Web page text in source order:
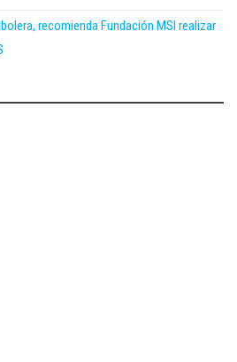
recomienda Fundación MSI realizar